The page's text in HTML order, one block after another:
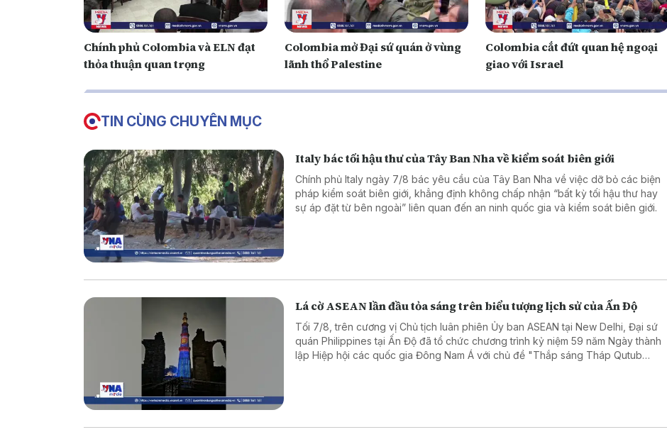
Chính phủ Colombia và ELN đạt
thỏa thuận quan trọng
Colombia mở Đại sứ quán ở vùng
lãnh thổ Palestine
Colombia cắt đứt quan hệ ngoại
giao với Israel
TIN CÙNG CHUYÊN MỤC
Italy bác tối hậu thư của Tây Ban Nha về kiểm soát biên giới
Chính phủ Italy ngày 7/8 bác yêu cầu của Tây Ban Nha về việc dỡ bỏ các biện
pháp kiểm soát biên giới, khẳng định không chấp nhận “bất kỳ tối hậu thư hay
sự áp đặt từ bên ngoài” liên quan đến an ninh quốc gia và kiểm soát biên giới.
Lá cờ ASEAN lần đầu tỏa sáng trên biểu tượng lịch sử của Ấn Độ
Tối 7/8, trên cương vị Chủ tịch luân phiên Ủy ban ASEAN tại New Delhi, Đại sứ
quán Philippines tại Ấn Độ đã tổ chức chương trình kỷ niệm 59 năm Ngày thành
lập Hiệp hội các quốc gia Đông Nam Á với chủ đề "Thắp sáng Tháp Qutub